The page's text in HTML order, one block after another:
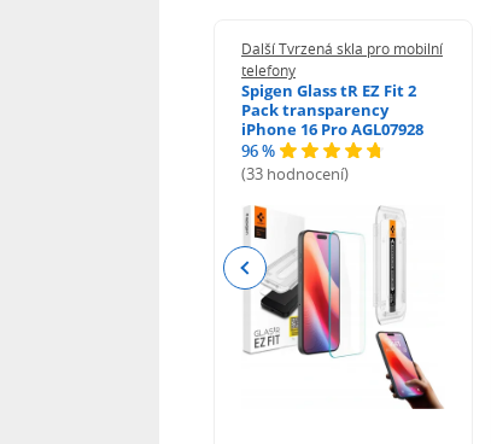
Další Tvrzená skla pro mobilní
telefony
Spigen Glass tR EZ Fit 2
Pack transparency
iPhone 16 Pro AGL07928
96 %
(33 hodnocení)
Previous